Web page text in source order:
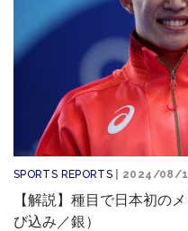
SPORTS REPORTS | 2024/08/
【解説】種目で日本初の
び込み／銀）